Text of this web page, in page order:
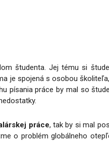
študenta. Jej tému si
je spojená s osobou
písania práce by mal so
práce, tak by si mal
o problém globálneho